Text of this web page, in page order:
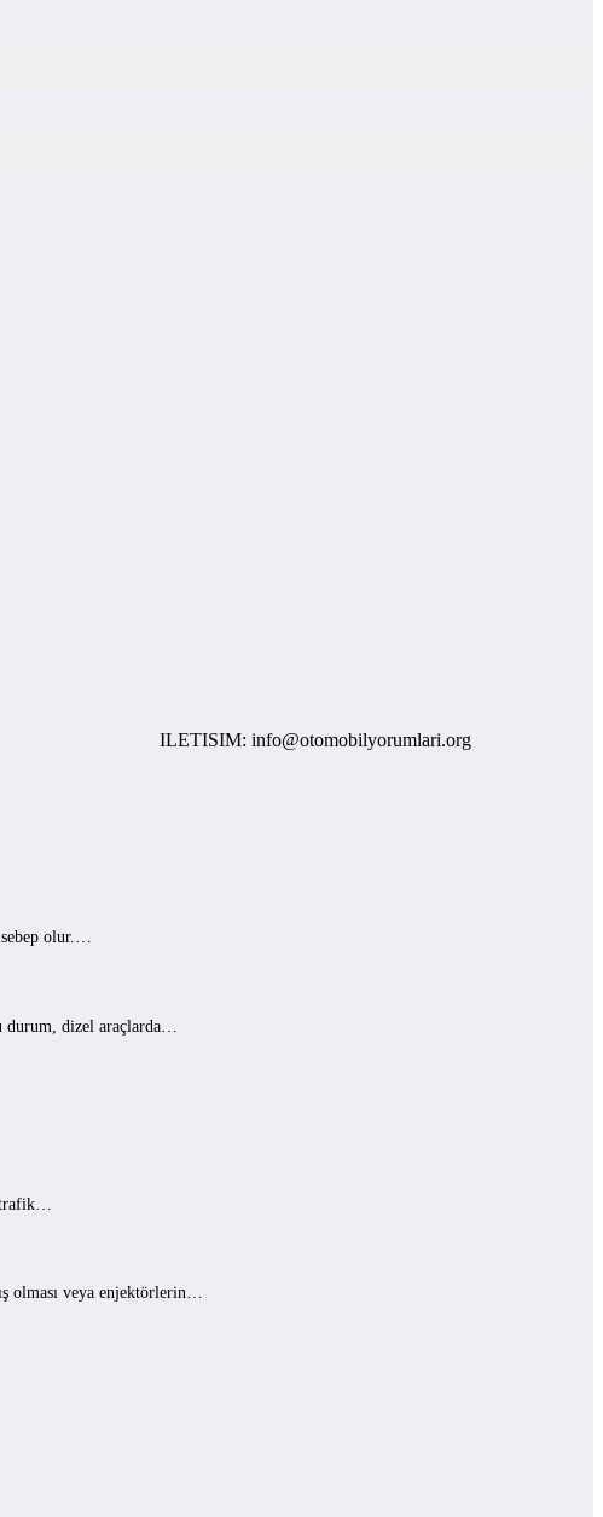
ILETISIM: info@otomobilyorumlari.org
olur.…
durum, dizel araçlarda…
olması veya enjektörlerin…